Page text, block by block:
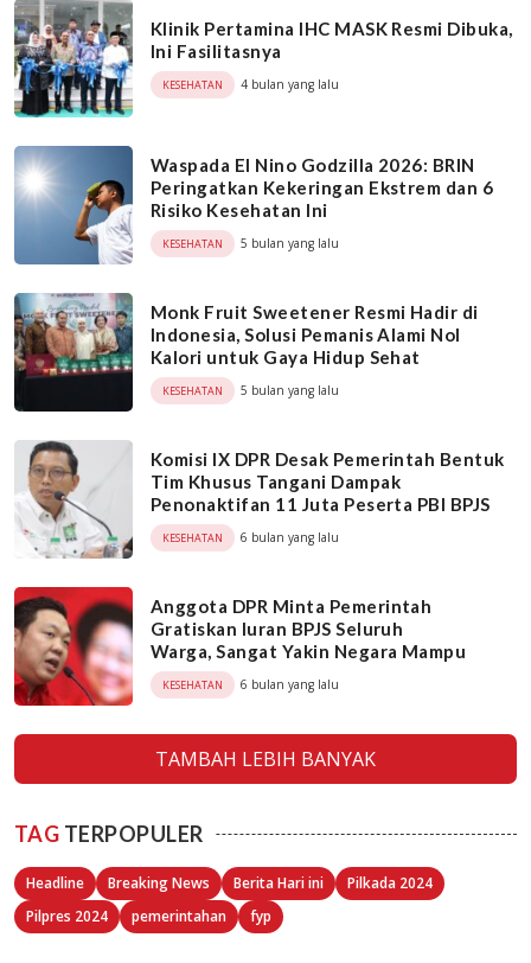
Klinik Pertamina IHC MASK Resmi Dibuka,
Ini Fasilitasnya
KESEHATAN 4 bulan yang lalu
Waspada El Nino Godzilla 2026: BRIN
Peringatkan Kekeringan Ekstrem dan 6
Risiko Kesehatan Ini
KESEHATAN 5 bulan yang lalu
Monk Fruit Sweetener Resmi Hadir di
Indonesia, Solusi Pemanis Alami Nol
Kalori untuk Gaya Hidup Sehat
KESEHATAN 5 bulan yang lalu
Komisi IX DPR Desak Pemerintah Bentuk
Tim Khusus Tangani Dampak
Penonaktifan 11 Juta Peserta PBI BPJS
KESEHATAN 6 bulan yang lalu
Anggota DPR Minta Pemerintah
Gratiskan Iuran BPJS Seluruh
Warga, Sangat Yakin Negara Mampu
KESEHATAN 6 bulan yang lalu
TAMBAH LEBIH BANYAK
TAG TERPOPULER
Headline Breaking News Berita Hari ini
Pilkada 2024
Pilpres 2024
pemerintahan fyp